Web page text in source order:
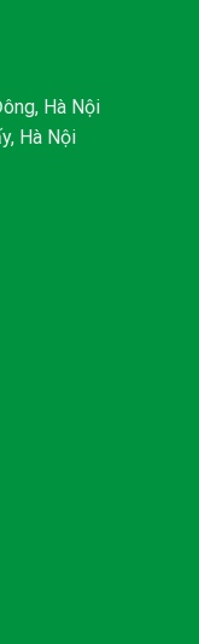
Hà Nội
Hà Nội